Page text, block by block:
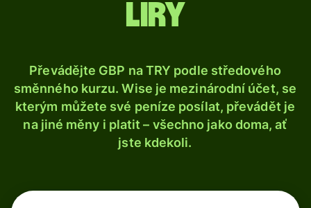
liry
Převádějte GBP na TRY podle středového
směnného kurzu. Wise je mezinárodní účet, se
kterým můžete své peníze posílat, převádět je
na jiné měny i platit – všechno jako doma, ať
jste kdekoli.